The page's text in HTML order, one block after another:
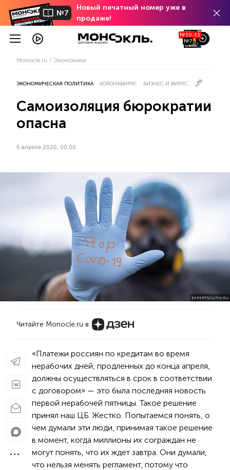
№7
Новый печатный номер уже в
продаже!
№30-33
№7
Monocle.ru Экономика
ЭКОНОМИЧЕСКАЯ ПОЛИТИКА КОРОНАВИРУС БИЗНЕС И ВИРУС
Самоизоляция бюрократии
опасна
6 апреля 2020, 00:00
EXPERTSOUTH.RU
Читайте Monocle.ru в
«Платежи россиян по кредитам во время
нерабочих дней, продленных до конца апреля,
должны осуществляться в срок в соответствии
с договором» — это была последняя новость
первой нерабочей пятницы. Такое решение
принял наш ЦБ. Жестко. Попытаемся понять, о
чем думали эти люди, принимая такое решение
в момент, когда миллионы их сограждан не
могут понять, что их ждет завтра. Они думали,
что нельзя менять регламент, потому что